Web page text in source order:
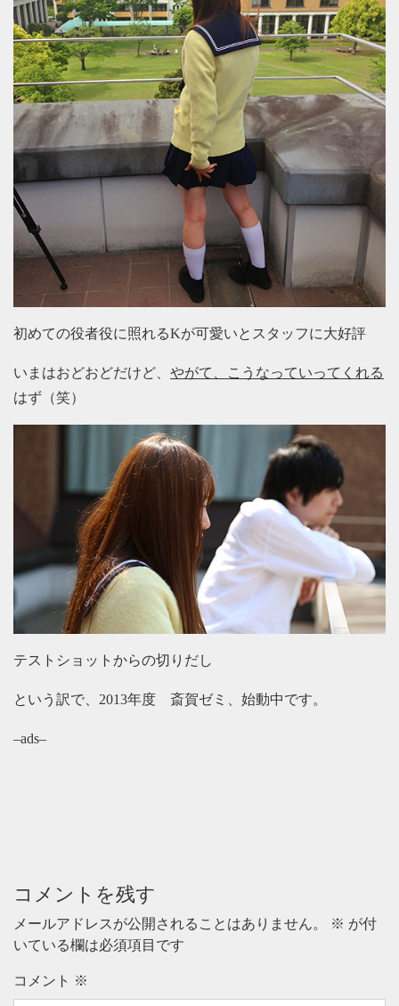
初めての役者役に照れるKが可愛いとスタッフに大好評
いまはおどおどだけど、 やがて、こうなっていってくれる
はず（笑）
テストショットからの切りだし
という訳で、2013年度 斎賀ゼミ、始動中です。
–ads–
コメントを残す
メールアドレスが公開されることはありません。 ※ が付
いている欄は必須項目です
コメント ※